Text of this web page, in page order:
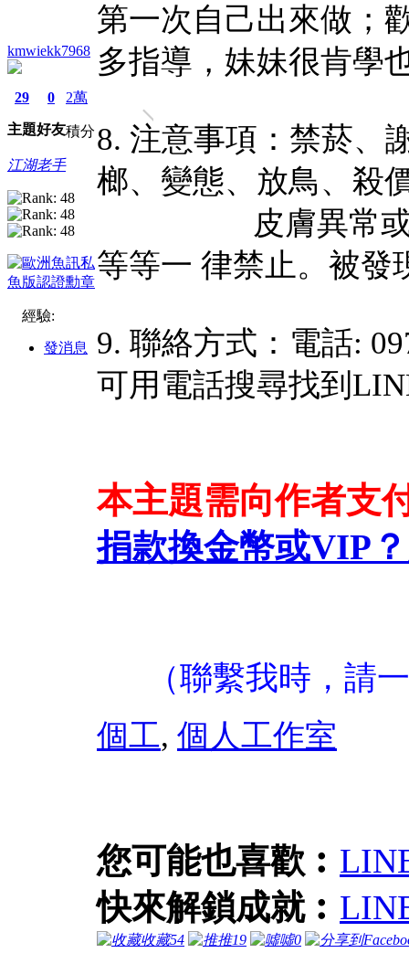
kmwiekk7968
29
主題
0
好友
2萬
積分
江湖老手
經驗:
發消息
第一次自己出來做；
多指導，妹妹很肯學
8. 注意事項：禁菸、
榔、變態、放鳥、殺
皮膚異常或身體
等等一 律禁止。被發
9. 聯絡方式：電話:
可用電話搜尋找到
本主題需向作者支
捐款換金幣或VIP？
（聯繫我時，請
個工, 個人工作室
您可能也喜歡︰
快來解鎖成就︰
收藏54 推19 噓0